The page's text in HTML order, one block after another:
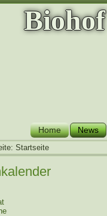
Home News
Startseite